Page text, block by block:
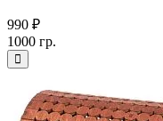
990 ₽
1000 гр.